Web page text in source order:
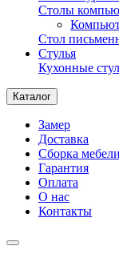
Столы
Стол
Стулья
Кухонные
Каталог
Замер
Доставка
Сборка мебели
Гарантия
Оплата
О нас
Контакты